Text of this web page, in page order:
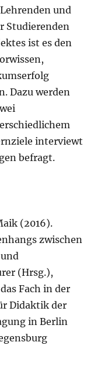
und
Studierenden
ist es den
Dazu werden
interviewt
befragt.
(2016).
zwischen
(Hrsg.),
Fach in der
Didaktik der
in Berlin